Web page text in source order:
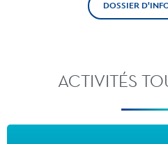
DOSSIER
ACTIVITÉS